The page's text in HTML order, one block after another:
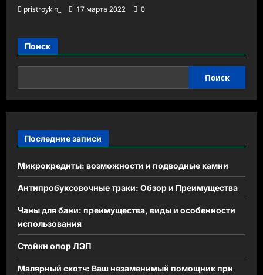
pristroykin_ 17 марта 2022 0
Поиск
Поиск
Последние записи
Микрокредиты: возможности и подводные камни
Антипробуксовочные траки: Обзор и Преимущества
Чаны для бани: преимущества, виды и особенности
использования
Стойки опор ЛЭП
Малярный скотч: Ваш незаменимый помощник при